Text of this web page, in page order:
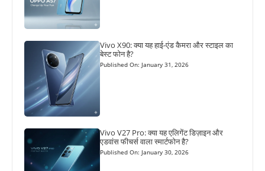
Vivo X90: क्या यह हाई-एंड कैमरा और स्टाइल का
बेस्ट फोन है?
Published On: January 31, 2026
Vivo V27 Pro: क्या यह एलिगेंट डिज़ाइन और
एडवांस फीचर्स वाला स्मार्टफोन है?
Published On: January 30, 2026